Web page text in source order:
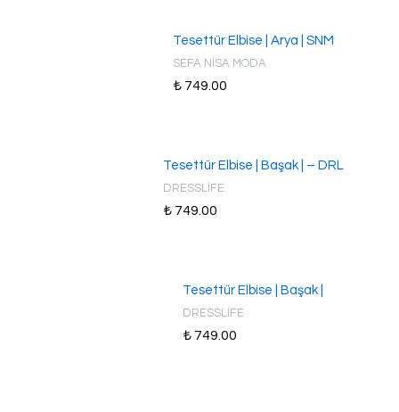
Tesettür Elbise | Arya | SNM
SEFA NİSA MODA
₺ 749.00
Tesettür Elbise | Başak | – DRL
DRESSLİFE
₺ 749.00
Tesettür Elbise | Başak |
DRESSLİFE
₺ 749.00